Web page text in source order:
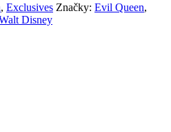
, Exclusives Značky: Evil Queen,
Disney